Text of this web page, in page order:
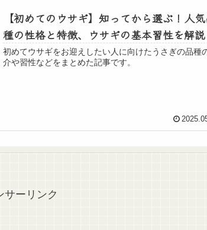
【初めてのウサギ】知ってから選ぶ！人
種の性格と特徴、ウサギの基本習性を解説
初めてウサギをお迎えしたい人に向けたうさぎの品種
介や習性などをまとめた記事です。
サーリンク